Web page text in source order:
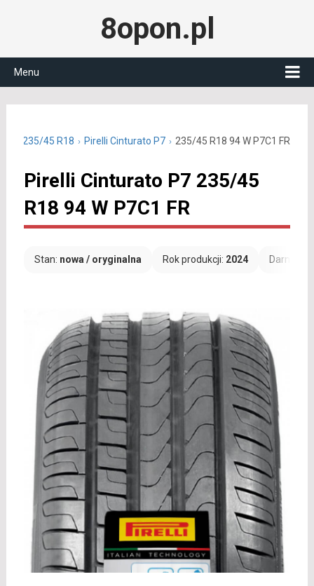
8opon.pl
Menu
235/45 R18 Pirelli Cinturato P7 235/45 R18 94 W P7C1 FR
Pirelli Cinturato P7 235/45
R18 94 W P7C1 FR
Stan: nowa / oryginalna Rok produkcji: 2024